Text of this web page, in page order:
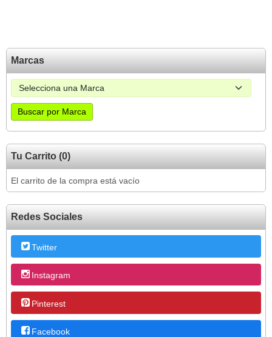
Marcas
Tu Carrito (0)
El carrito de la compra está vacío
Redes Sociales
Twitter
Instagram
Pinterest
Facebook